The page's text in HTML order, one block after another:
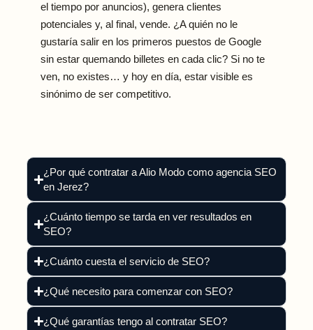
el tiempo por anuncios), genera clientes
potenciales y, al final, vende. ¿A quién no le
gustaría salir en los primeros puestos de Google
sin estar quemando billetes en cada clic? Si no te
ven, no existes… y hoy en día, estar visible es
sinónimo de ser competitivo.
¿Por qué contratar a Alio Modo como agencia SEO
en Jerez?
¿Cuánto tiempo se tarda en ver resultados en
SEO?
¿Cuánto cuesta el servicio de SEO?
¿Qué necesito para comenzar con SEO?
¿Qué garantías tengo al contratar SEO?